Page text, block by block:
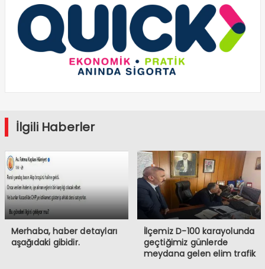
İlgili Haberler
Merhaba, haber detayları
aşağıdaki gibidir.
İlçemiz D-100 karayolunda
geçtiğimiz günlerde
meydana gelen elim trafik